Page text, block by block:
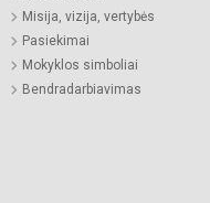
Misija, vizija, vertybės
Pasiekimai
Mokyklos simboliai
Bendradarbiavimas